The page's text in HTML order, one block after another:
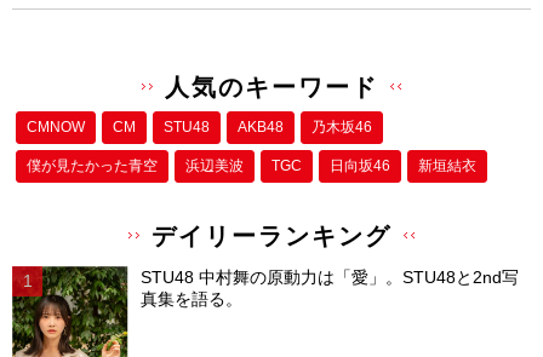
人気のキーワード
CMNOW CM STU48 AKB48 乃木坂46
僕が⾒たかった⻘空 浜辺美波 TGC 日向坂46 新垣結衣
デイリーランキング
STU48 中村舞の原動力は「愛」。STU48と2nd写
真集を語る。